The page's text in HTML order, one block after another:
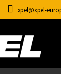
xpel@xpel-